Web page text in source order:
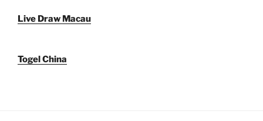
Live Draw Macau
Togel China